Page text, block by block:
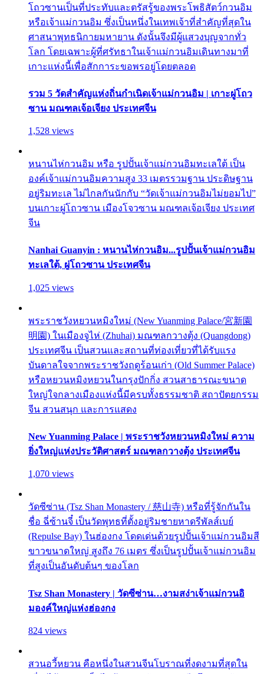
โถวซานเป็นที่ประทับและตรัสรู้ของพระโพธิสัตว์กวนอิม
หรือเจ้าแม่กวนอิม ซึ่งเป็นหนึ่งในเทพเจ้าที่สำคัญที่สุดใน
ศาสนาพุทธนิกายมหายาน ดังนั้นจึงมีผู้แสวงบุญจากทั่ว
โลก โดยเฉพาะผู้ที่ศรัทธาในเจ้าแม่กวนอิมเดินทางมาที่
เกาะแห่งนี้เพื่อสักการะขอพรอยู่โดยตลอด
รวม 5 วัดสำคัญแห่งถิ่นกำเนิดเจ้าแม่กวนอิม | เกาะผู่โถว
ซาน มณฑลเจ้อเจียง ประเทศจีน
1,528 views
หนานไห่กวนอิม หรือ รูปปั้นเจ้าแม่กวนอิมทะเลใต้ เป็น
องค์เจ้าแม่กวนอิมความสูง 33 เมตรรวมฐาน ประดิษฐาน
อยู่ริมทะเล ไม่ไกลกันนักกับ “วัดเจ้าแม่กวนอิมไม่ยอมไป”
บนเกาะผู่โถวซาน เมืองโจวซาน มณฑลเจ้อเจียง ประเทศ
จีน
Nanhai Guanyin : หนานไห่กวนอิม...รูปปั้นเจ้าแม่กวนอิม
ทะเลใต้, ผู่โถวซาน ประเทศจีน
1,025 views
พระราชวังหยวนหมิงใหม่ (New Yuanming Palace/宮新園
明園) ในเมืองจูไห่ (Zhuhai) มณฑลกวางตุ้ง (Quangdong)
ประเทศจีน เป็นสวนและสถานที่ท่องเที่ยวที่ได้รับแรง
บันดาลใจจากพระราชวังฤดูร้อนเก่า (Old Summer Palace)
หรือหยวนหมิงหยวนในกรุงปักกิ่ง สวนสาธารณะขนาด
ใหญ่ใจกลางเมืองแห่งนี้มีครบทั้งธรรมชาติ สถาปัตยกรรม
จีน สวนสนุก และการแสดง
New Yuanming Palace | พระราชวังหยวนหมิงใหม่ ความ
ยิ่งใหญ่แห่งประวัติศาสตร์ มณฑลกวางตุ้ง ประเทศจีน
1,070 views
วัดซีซ่าน (Tsz Shan Monastery / 慈山寺) หรือที่รู้จักกันใน
ชื่อ ฉี่ซ้านจี๋ เป็นวัดพุทธที่ตั้งอยู่ริมชายหาดรีพัลส์เบย์
(Repulse Bay) ในฮ่องกง โดดเด่นด้วยรูปปั้นเจ้าแม่กวนอิมสี
ขาวขนาดใหญ่ สูงถึง 76 เมตร ซึ่งเป็นรูปปั้นเจ้าแม่กวนอิม
ที่สูงเป็นอันดับต้นๆ ของโลก
Tsz Shan Monastery | วัดซีซ่าน…งามสง่าเจ้าแม่กวนอิ
มองค์ใหญ่แห่งฮ่องกง
824 views
สวนอวี้หยวน คือหนึ่งในสวนจีนโบราณที่งดงามที่สุดใน